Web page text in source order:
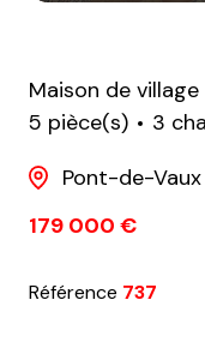
Maison de village
5 pièce(s)
3
Pont-de-Vaux
179 000 €
Référence 737